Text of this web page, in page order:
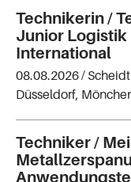
Technikerin /
Junior Logistik
International
08.08.2026 /
Düsseldorf,
Techniker /